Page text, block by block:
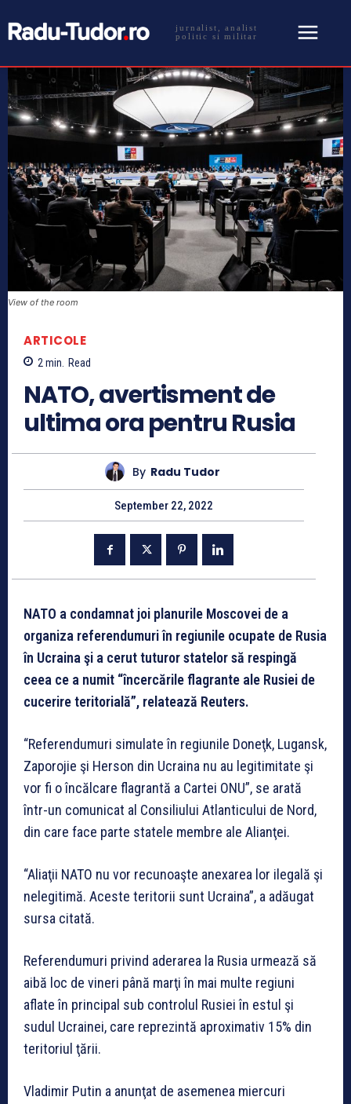
jurnalist, analist
politic si militar
View of the room
ARTICOLE
2 min. Read
NATO, avertisment de
ultima ora pentru Rusia
By Radu Tudor
September 22, 2022
NATO a condamnat joi planurile Moscovei de a
organiza referendumuri în regiunile ocupate de Rusia
în Ucraina şi a cerut tuturor statelor să respingă
ceea ce a numit “încercările flagrante ale Rusiei de
cucerire teritorială”, relatează Reuters.
“Referendumuri simulate în regiunile Doneţk, Lugansk,
Zaporojie şi Herson din Ucraina nu au legitimitate şi
vor fi o încălcare flagrantă a Cartei ONU”, se arată
într-un comunicat al Consiliului Atlanticului de Nord,
din care face parte statele membre ale Alianţei.
“Aliaţii NATO nu vor recunoaşte anexarea lor ilegală şi
nelegitimă. Aceste teritorii sunt Ucraina”, a adăugat
sursa citată.
Referendumuri privind aderarea la Rusia urmează să
aibă loc de vineri până marţi în mai multe regiuni
aflate în principal sub controlul Rusiei în estul şi
sudul Ucrainei, care reprezintă aproximativ 15% din
teritoriul ţării.
Vladimir Putin a anunţat de asemenea miercuri